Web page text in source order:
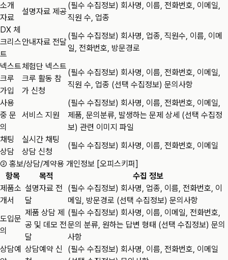
소개
자료
설명자료 제공
(필수 수집정보) 회사명, 이름, 전화번호, 이메일,
직원 수, 업종
DX 체
크리스
트
안내자료 전달
(필수 수집정보) 회사명, 업종, 직원수, 이름, 이메
일, 전화번호, 방문경로
넥스트
크루
가입
체험단 넥스트
크루 활동 참
가 신청
(필수 수집정보) 회사명, 이름, 전화번호, 이메일,
직원 수, 업종 (선택 수집정보) 문의사항
사용
중 문
의
서비스 지원
(필수 수집정보) 회사명, 이름, 전화번호, 이메일,
제품, 문의분류, 발생하는 문제 상세 (선택 수집정
보) 관련 이미지 파일
채팅
상담
실시간 채팅
상담 신청
(필수 수집정보) 회사명, 이름, 전화번호, 이메일
② 홍보/상담/계약용 개인정보 [오피스키퍼]
항목
목적
수집 정보
제품소
개서
설명자료 전
달
(필수 수집정보) 회사명, 업종, 이름, 전화번호, 이
메일, 방문경로 (선택 수집정보) 문의사항
도입문
의
제품 상담 제
공 및 데모 전
달
(필수 수집정보) 회사명, 이름, 이메일, 전화번호,
문의 분류, 원하는 답변 형태 (선택 수집정보) 문의
사항
상담예 상담예약 신
(필수 수집정보) 회사명, 이름, 전화번호, 이메일